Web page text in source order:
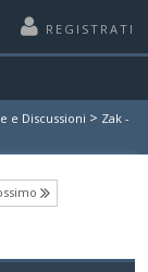
REGISTRATI
e Discussioni > Zak -